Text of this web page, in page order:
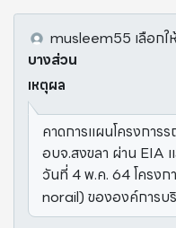
musleem55 เลือก
บางส่วน
เหตุผล
คาดการแผนโครงกา
อบจ.สงขลา ผ่าน EIA
วันที่ 4 พ.ค. 64 โครงก
norail) ขององค์การบ